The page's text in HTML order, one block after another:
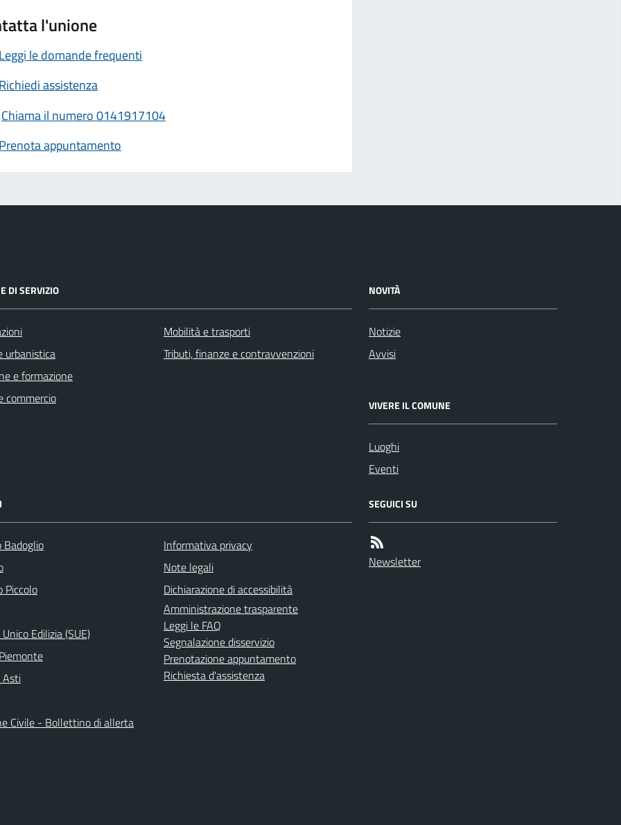
l'unione
Leggi le domande frequenti
Richiedi assistenza
Chiama il numero 0141917104
Prenota appuntamento
DI SERVIZIO
urbanistica
e formazione
commercio
Mobilità e trasporti
Tributi, finanze e contravvenzioni
NOVITÀ
Notizie
Avvisi
VIVERE IL COMUNE
Luoghi
Eventi
Badoglio
Piccolo
Edilizia (SUE)
Asti
Civile - Bollettino di allerta
Informativa privacy
Note legali
Dichiarazione di accessibilità
Amministrazione trasparente
Leggi le FAQ
Segnalazione disservizio
Prenotazione appuntamento
Richiesta d'assistenza
SEGUICI SU
Newsletter